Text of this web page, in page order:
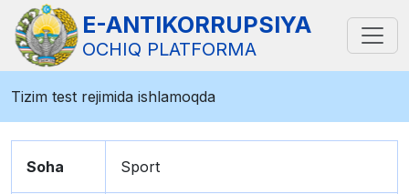
E-ANTIKORRUPSIYA
OCHIQ PLATFORMA
Tizim test rejimida ishlamoqda
Soha Sport